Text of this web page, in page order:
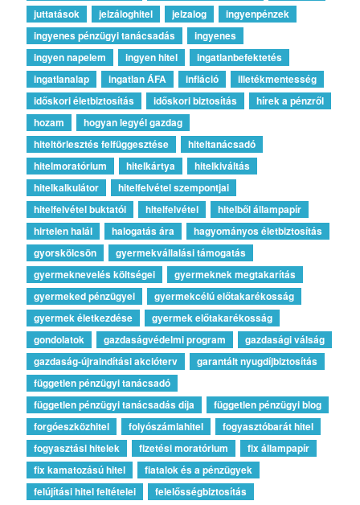
juttatások
jelzáloghitel jelzalog
ingyenpénzek
ingyenes pénzügyi tanácsadás
ingyenes
ingyen napelem
ingyen hitel
ingatlanbefektetés
ingatlanalap
ingatlan ÁFA infláció
illetékmentesség
időskori életbiztosítás
időskori biztosítás
hírek a pénzről
hozam
hogyan legyél gazdag
hiteltörlesztés felfüggesztése
hiteltanácsadó
hitelmoratórium
hitelkártya
hitelkiváltás
hitelkalkulátor
hitelfelvétel szempontjai
hitelfelvétel buktatói
hitelfelvétel
hitelből állampapír
hirtelen halál
halogatás ára
hagyományos életbiztosítás
gyorskölcsön
gyermekvállalási támogatás
gyermeknevelés költségei
gyermeknek megtakarítás
gyermeked pénzügyei
gyermekcélú előtakarékosság
gyermek életkezdése
gyermek előtakarékosság
gondolatok
gazdaságvédelmi program
gazdasági válság
gazdaság-újraindítási akcióterv
garantált nyugdíjbiztosítás
független pénzügyi tanácsadó
független pénzügyi tanácsadás díja
független pénzügyi blog
forgóeszközhitel
folyószámlahitel
fogyasztóbarát hitel
fogyasztási hitelek
fizetési moratórium
fix állampapír
fix kamatozású hitel
fiatalok és a pénzügyek
felújítási hitel feltételei
felelősségbiztosítás